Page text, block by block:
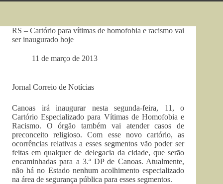
RS – Cartório para vítimas de homofobia e racismo vai
ser inaugurado hoje
11 de março de 2013
Jornal Correio de Notícias
Canoas irá inaugurar nesta segunda-feira, 11, o
Cartório Especializado para Vítimas de Homofobia e
Racismo. O órgão também vai atender casos de
preconceito religioso. Com esse novo cartório, as
ocorrências relativas a esses segmentos vão poder ser
feitas em qualquer de delegacia da cidade, que serão
encaminhadas para a 3.ª DP de Canoas. Atualmente,
não há no Estado nenhum acolhimento especializado
na área de segurança pública para esses segmentos.